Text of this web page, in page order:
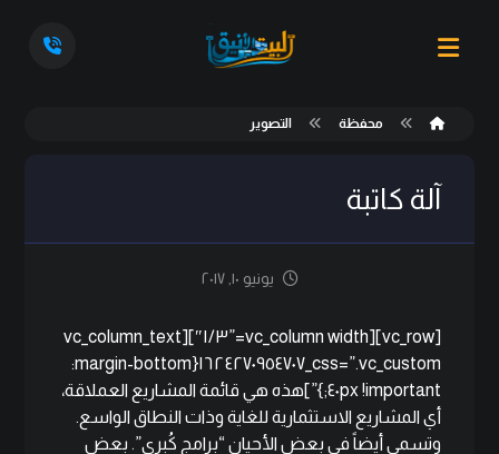
محفظة التصوير
آلة كاتبة
يونيو ١٠, ٢٠١٧
[vc_row][vc_column width=”١/٣″][vc_column_text
css=”.vc_custom_١٦٢٤٢٧٠٩٥٤٧٠٧{margin-bottom:
٤٠px !important;}”]هذه هي قائمة المشاريع العملاقة،
أي المشاريع الاستثمارية للغاية وذات النطاق الواسع.
وتسمى أيضاً في بعض الأحيان “برامج كُبرى”. بعض